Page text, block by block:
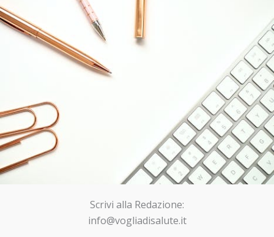
Scrivi alla Redazione:
info@vogliadisalute.it